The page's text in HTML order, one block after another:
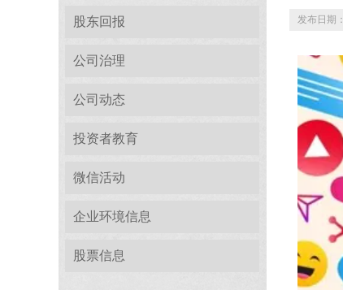
股东回报
公司治理
公司动态
投资者教育
微信活动
企业环境信息
股票信息
发布日期：